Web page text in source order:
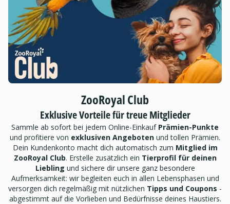
ZooRoyal Club
Exklusive Vorteile für treue Mitglieder
Sammle ab sofort bei jedem Online-Einkauf Prämien-Punkte
und profitiere von exklusiven Angeboten und tollen Prämien.
Dein Kundenkonto macht dich automatisch zum Mitglied im
ZooRoyal Club. Erstelle zusätzlich ein Tierprofil für deinen
Liebling und sichere dir unsere ganz besondere
Aufmerksamkeit: wir begleiten euch in allen Lebensphasen und
versorgen dich regelmäßig mit nützlichen Tipps und Coupons -
abgestimmt auf die Vorlieben und Bedürfnisse deines Haustiers.